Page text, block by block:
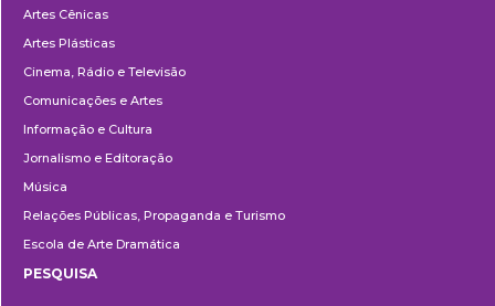
Artes Cênicas
Artes Plásticas
Cinema, Rádio e Televisão
Comunicações e Artes
Informação e Cultura
Jornalismo e Editoração
Música
Relações Públicas, Propaganda e Turismo
Escola de Arte Dramática
PESQUISA